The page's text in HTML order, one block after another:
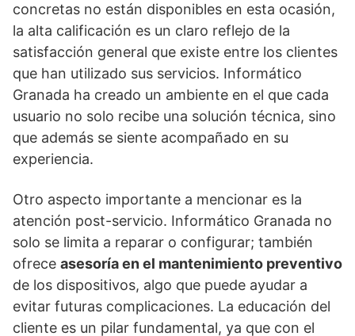
concretas no están disponibles en esta ocasión,
la alta calificación es un claro reflejo de la
satisfacción general que existe entre los clientes
que han utilizado sus servicios. Informático
Granada ha creado un ambiente en el que cada
usuario no solo recibe una solución técnica, sino
que además se siente acompañado en su
experiencia.
Otro aspecto importante a mencionar es la
atención post-servicio. Informático Granada no
solo se limita a reparar o configurar; también
ofrece asesoría en el mantenimiento preventivo
de los dispositivos, algo que puede ayudar a
evitar futuras complicaciones. La educación del
cliente es un pilar fundamental, ya que con el